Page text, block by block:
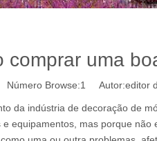
comprar uma
Número Browse:1 Autor:editor
da indústria de decoração de
equipamentos, mas porque